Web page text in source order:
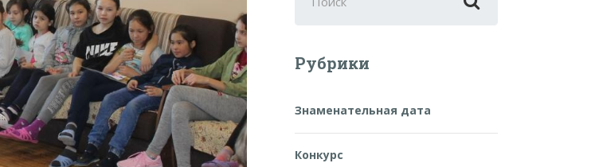
для:
Рубрики
Знаменательная дата
Конкурс